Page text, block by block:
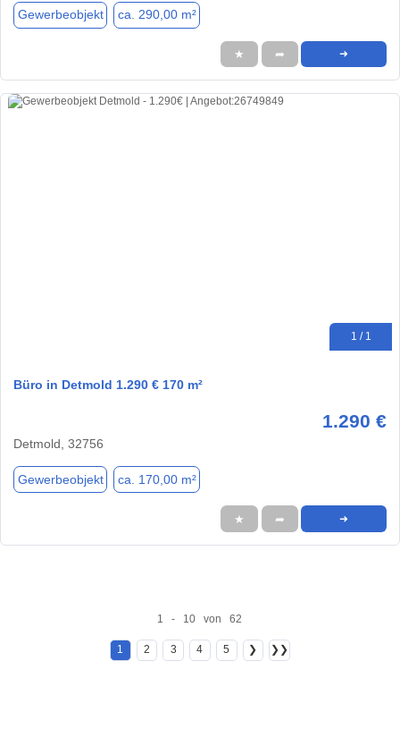
Gewerbeobjekt ca. 290,00 m²
★ ➦ ➜
1 / 1
Büro in Detmold 1.290 € 170 m²
1.290 €
Detmold, 32756
Gewerbeobjekt ca. 170,00 m²
★ ➦ ➜
1 - 10 von 62
1 2 3 4 5 ❯ ❯❯